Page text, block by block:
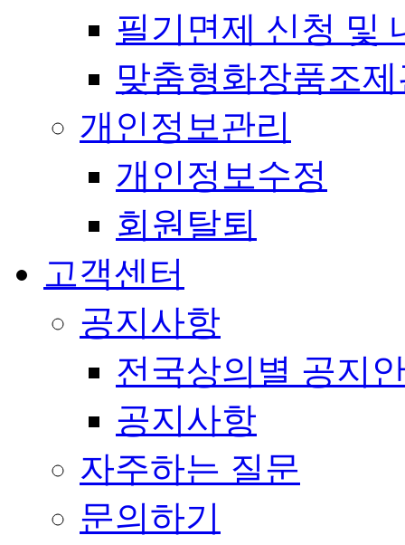
필기면제 신청 및
맞춤형화장품조
개인정보관리
개인정보수정
회원탈퇴
고객센터
공지사항
전국상의별 공지
공지사항
자주하는 질문
문의하기